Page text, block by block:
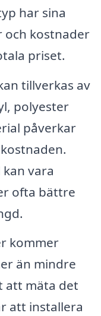
har sina
och kostnader
priset.
tillverkas av
polyester
påverkar
vara
ofta bättre
kommer
än mindre
att mäta det
att installera